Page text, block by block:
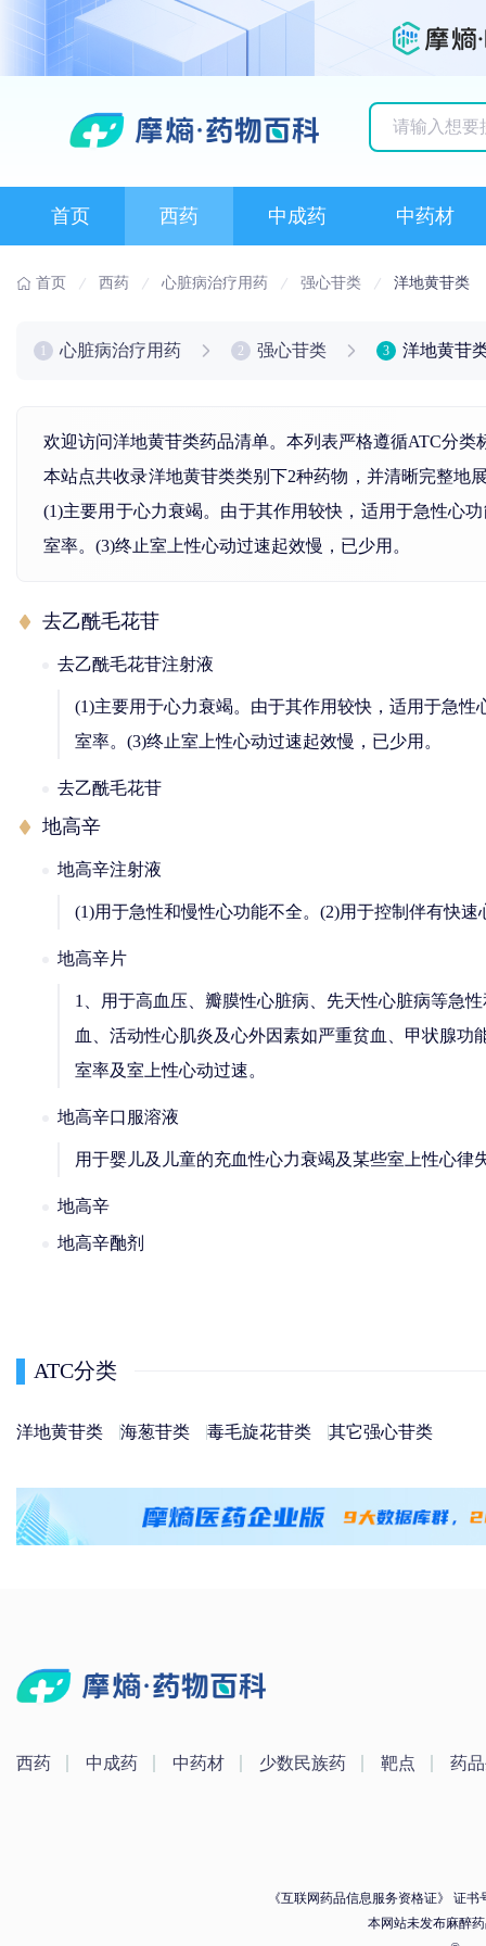
首页 西药 中成药 中药材
首页 西药 心脏病治疗用药 强心苷类 洋地黄苷类
心脏病治疗用药 2 强心苷类 3 洋地黄苷
欢迎访问洋地黄苷类药品清单。本列表严格遵循ATC分
本站点共收录洋地黄苷类类别下2种药物，并清晰完整地
(1)主要用于心力衰竭。由于其作用较快，适用于急性心
室率。(3)终止室上性心动过速起效慢，已少用。
去乙酰毛花苷
去乙酰毛花苷注射液
(1)主要用于心力衰竭。由于其作用较快，适用于急
室率。(3)终止室上性心动过速起效慢，已少用。
去乙酰毛花苷
地高辛
地高辛注射液
(1)用于急性和慢性心功能不全。(2)用于控制伴有快
地高辛片
1、用于高血压、瓣膜性心脏病、先天性心脏病等急
血、活动性心肌炎及心外因素如严重贫血、甲状腺
室率及室上性心动过速。
地高辛口服溶液
用于婴儿及儿童的充血性心力衰竭及某些室上性心律
地高辛
地高辛酏剂
ATC分类
洋地黄苷类 海葱苷类 毒毛旋花苷类 其它强心苷类
西药 中成药 中药材 少数民族药 靶点 药
《互联网药品信息服务资格证》 证书
本网站未发布麻醉